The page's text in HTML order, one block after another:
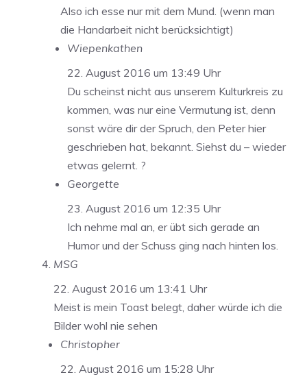
Also ich esse nur mit dem Mund. (wenn man
die Handarbeit nicht berücksichtigt)
Wiepenkathen
22. August 2016 um 13:49 Uhr
Du scheinst nicht aus unserem Kulturkreis zu
kommen, was nur eine Vermutung ist, denn
sonst wäre dir der Spruch, den Peter hier
geschrieben hat, bekannt. Siehst du – wieder
etwas gelernt. ?
Georgette
23. August 2016 um 12:35 Uhr
Ich nehme mal an, er übt sich gerade an
Humor und der Schuss ging nach hinten los.
MSG
22. August 2016 um 13:41 Uhr
Meist is mein Toast belegt, daher würde ich die
Bilder wohl nie sehen
Christopher
22. August 2016 um 15:28 Uhr